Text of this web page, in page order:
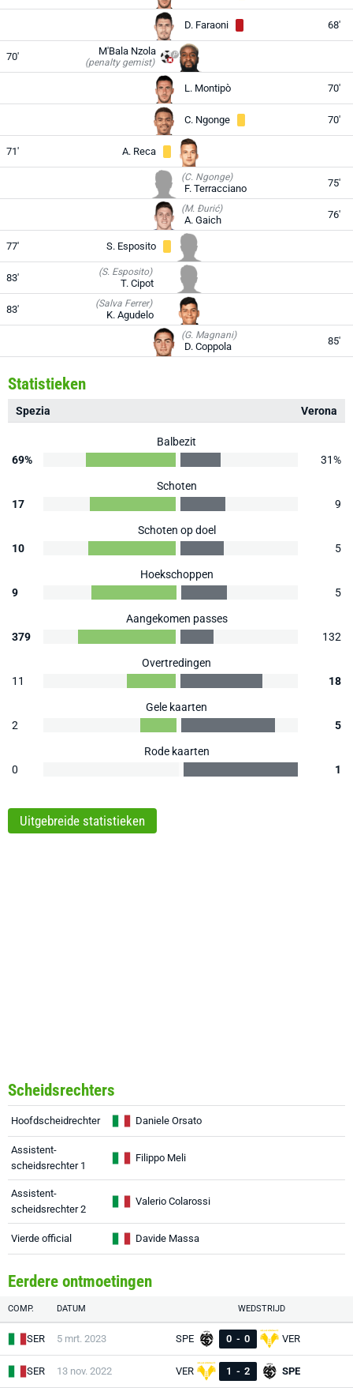
D. Faraoni 68'
70' (penalty gemist)
M'Bala Nzola
L. Montipò 70'
C. Ngonge 70'
71' A. Reca
(C. Ngonge)
F. Terracciano 75'
(M. Đurić)
A. Gaich 76'
77' S. Esposito
83' (S. Esposito)
T. Cipot
83' (Salva Ferrer)
K. Agudelo
(G. Magnani)
D. Coppola 85'
Statistieken
Spezia Verona
Balbezit
69%
31%
Schoten
17
9
Schoten op doel
10
5
Hoekschoppen
9
5
Aangekomen passes
379
132
Overtredingen
11
18
Gele kaarten
2
5
Rode kaarten
0
1
Uitgebreide statistieken
Scheidsrechters
Hoofdscheidrechter Daniele Orsato
Assistent-
scheidsrechter 1
Filippo Meli
Assistent-
scheidsrechter 2
Valerio Colarossi
Vierde official Davide Massa
Eerdere ontmoetingen
COMP. DATUM WEDSTRIJD
SER 5 mrt. 2023 SPE 0 - 0 VER
SER 13 nov. 2022 VER 1 - 2 SPE